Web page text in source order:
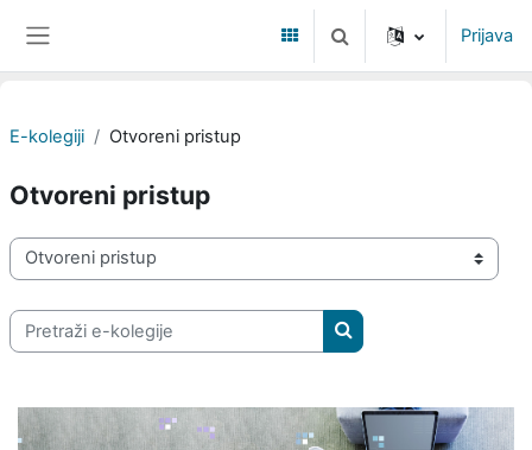
Toggle search input
Prijava
E-kolegiji Otvoreni pristup
Otvoreni pristup
Popis e-kolegija
Pretraži e-kolegije
Pretraži e-kolegije